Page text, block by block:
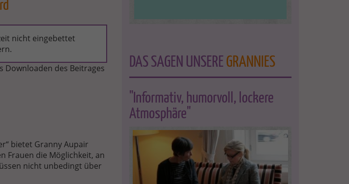
nicht eingebettet
Downloaden des Beitrages
bietet Granny Aupair
Frauen die Möglichkeit, an
nicht unbedingt über
DAS SAGEN UNSERE GRANNIES
"Informativ, humorvoll, lockere
Atmosphäre"